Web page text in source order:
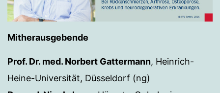
Mitherausgebende
Prof. Dr. med. Norbert Gattermann, Heinrich-
Heine-Universität, Düsseldorf (ng)